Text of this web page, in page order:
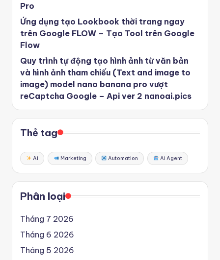
Pro
Ứng dụng tạo Lookbook thời trang ngay
trên Google FLOW – Tạo Tool trên Google
Flow
Quy trình tự động tạo hình ảnh từ văn bản
và hình ảnh tham chiếu (Text and image to
image) model nano banana pro vượt
reCaptcha Google – Api ver 2 nanoai.pics
Thẻ tag
Ai Marketing Automation Ai Agent
Phân loại
Tháng 7 2026
Tháng 6 2026
Tháng 5 2026